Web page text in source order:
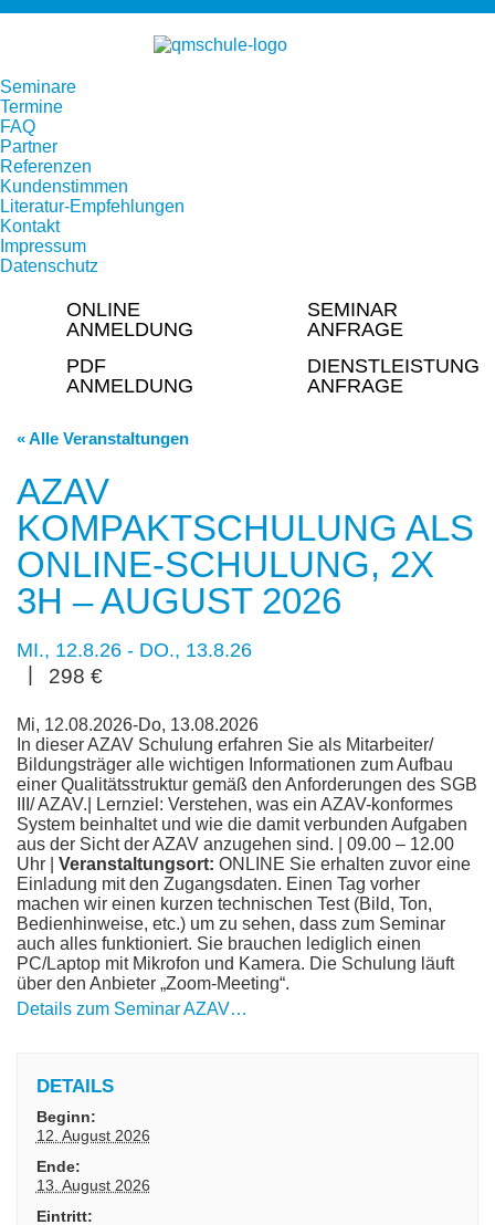
Seminare
Termine
FAQ
Partner
Referenzen
Kundenstimmen
Literatur-Empfehlungen
Kontakt
Impressum
Datenschutz
ONLINE
ANMELDUNG
PDF
ANMELDUNG
SEMINAR
ANFRAGE
DIENSTLEISTUNG
ANFRAGE
« Alle Veranstaltungen
AZAV
KOMPAKTSCHULUNG ALS
ONLINE-SCHULUNG, 2X
3H – AUGUST 2026
MI., 12.8.26 - DO., 13.8.26
298 €
Mi, 12.08.2026-Do, 13.08.2026
In dieser AZAV Schulung erfahren Sie als Mitarbeiter/
Bildungsträger alle wichtigen Informationen zum Aufbau
einer Qualitätsstruktur gemäß den Anforderungen des SGB
III/ AZAV.| Lernziel: Verstehen, was ein AZAV-konformes
System beinhaltet und wie die damit verbunden Aufgaben
aus der Sicht der AZAV anzugehen sind. | 09.00 – 12.00
Uhr | Veranstaltungsort: ONLINE Sie erhalten zuvor eine
Einladung mit den Zugangsdaten. Einen Tag vorher
machen wir einen kurzen technischen Test (Bild, Ton,
Bedienhinweise, etc.) um zu sehen, dass zum Seminar
auch alles funktioniert. Sie brauchen lediglich einen
PC/Laptop mit Mikrofon und Kamera. Die Schulung läuft
über den Anbieter „Zoom-Meeting“.
Details zum Seminar AZAV…
DETAILS
Beginn:
12. August 2026
Ende:
13. August 2026
Eintritt: